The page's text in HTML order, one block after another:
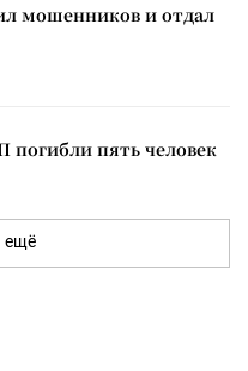
мошенников и отдал
погибли пять человек
ещё